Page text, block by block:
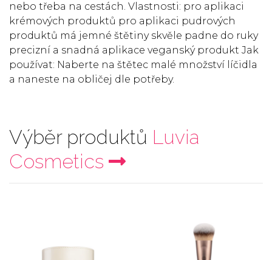
nebo třeba na cestách. Vlastnosti: pro aplikaci
krémových produktů pro aplikaci pudrových
produktů má jemné štětiny skvěle padne do ruky
precizní a snadná aplikace veganský produkt Jak
používat: Naberte na štětec malé množství líčidla
a naneste na obličej dle potřeby.
Výběr produktů Luvia
Cosmetics